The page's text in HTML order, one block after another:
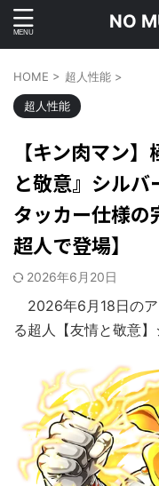
NO
HOME > 超人性能 >
超人性能
【キン肉マン
と敬意』シル
タッカー仕様の
超人で登場】
2026年6月20日
2026年6月18日のア
る超人【友情と敬意】